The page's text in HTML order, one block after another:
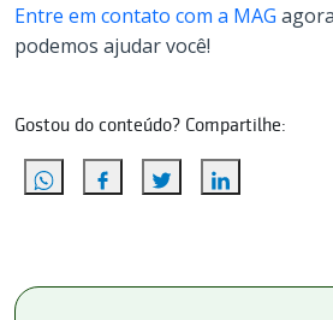
Entre em contato com a MAG
podemos ajudar você!
Gostou do conteúdo? Compartilhe: